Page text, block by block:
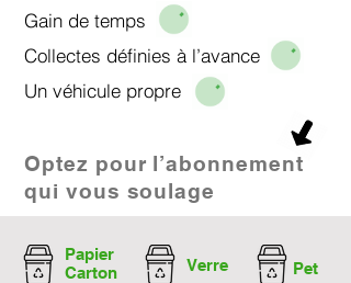
Gain de temps
Collectes définies à l’avance
Un véhicule propre​
Optez pour l’abonnement
qui vous soulage
Papier
Carton
Verre Pet